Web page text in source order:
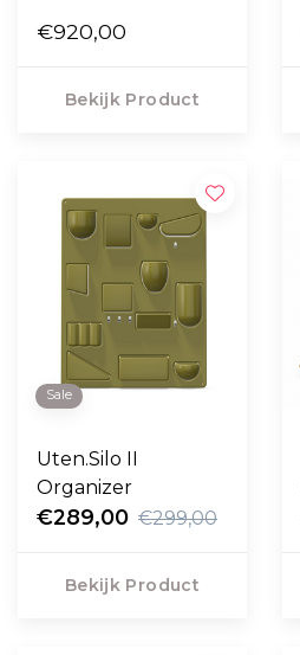
€920,00
Bekijk Product
Sale
Uten.Silo II
Organizer
€289,00 €299,00
Bekijk Product